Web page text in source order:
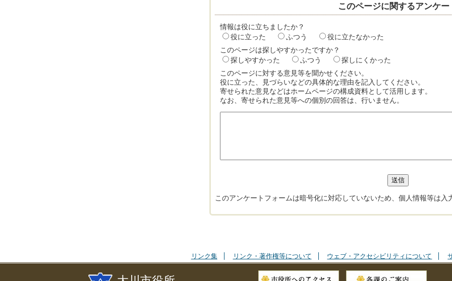
このページに関するアンケー
情報は役に立ちましたか？
役に立った
ふつう
役に立たなかった
このページは探しやすかったですか？
探しやすかった
ふつう
探しにくかった
このページに対する意見等を聞かせください。
役に立った、見づらいなどの具体的な理由を記入してください。
寄せられた意見などはホームページの構成資料として活用します。
なお、寄せられた意見等への個別の回答は、行いません。
このアンケートフォームは暗号化に対応していないため、個人情報等は入
リンク集 リンク・著作権等について ウェブ・アクセシビリティについて